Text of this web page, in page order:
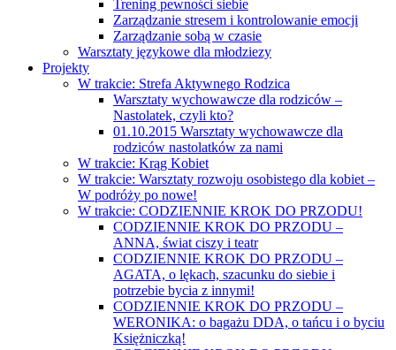
Trening pewności siebie
Zarządzanie stresem i kontrolowanie emocji
Zarządzanie sobą w czasie
Warsztaty językowe dla młodziezy
Projekty
W trakcie: Strefa Aktywnego Rodzica
Warsztaty wychowawcze dla rodziców –
Nastolatek, czyli kto?
01.10.2015 Warsztaty wychowawcze dla
rodziców nastolatków za nami
W trakcie: Krąg Kobiet
W trakcie: Warsztaty rozwoju osobistego dla kobiet –
W podróży po nowe!
W trakcie: CODZIENNIE KROK DO PRZODU!
CODZIENNIE KROK DO PRZODU –
ANNA, świat ciszy i teatr
CODZIENNIE KROK DO PRZODU –
AGATA, o lękach, szacunku do siebie i
potrzebie bycia z innymi!
CODZIENNIE KROK DO PRZODU –
WERONIKA: o bagażu DDA, o tańcu i o byciu
Księżniczką!